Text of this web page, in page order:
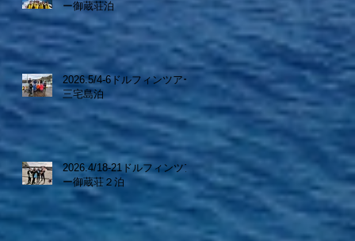
ー御蔵荘泊
2026.5/4-6ドルフィンツアー
三宅島泊
2026.4/18-21ドルフィンツア
ー御蔵荘２泊